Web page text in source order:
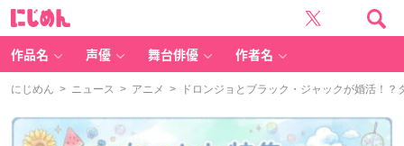
作品名 声優 舞台俳優 作者名
にじめん > ニュース > アニメ > ドロンジョとブラック・ジャックが婚活！？